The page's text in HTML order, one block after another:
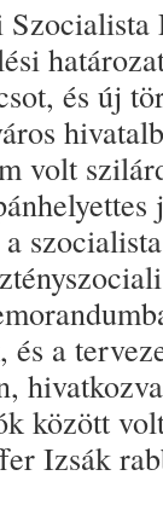
és új
volt
és a
között
Izsák